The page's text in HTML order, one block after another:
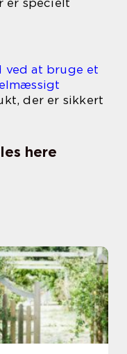
ved at bruge et
der er sikkert
here